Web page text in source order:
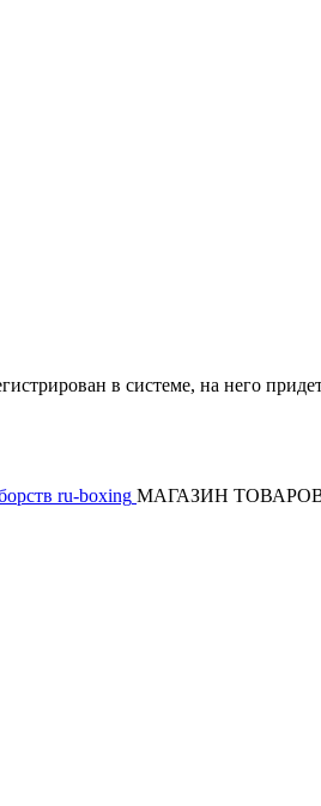
в системе, на него
МАГАЗИН